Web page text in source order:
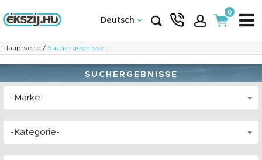
Deutsch
0
Hauptseite / Suchergebnisse
SUCHERGEBNISSE
-Marke-
-Kategorie-